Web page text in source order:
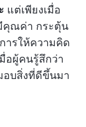
แต่เพียงเมื่อ
คุณค่า กระตุ้น
ารให้ความคิด
อผู้คนรู้สึกว่า
อบสิ่งที่ดีขึ้นมา